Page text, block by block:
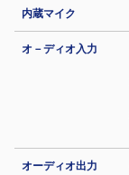
内蔵マイク
オ－ディオ入力
オーディオ出力